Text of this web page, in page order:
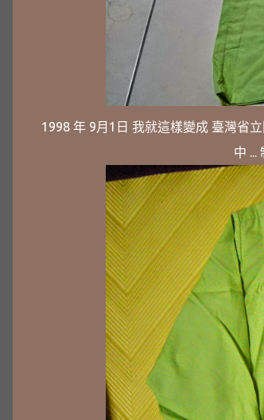
1998 年 9月1日 我就這樣變成 臺灣省
中 ...